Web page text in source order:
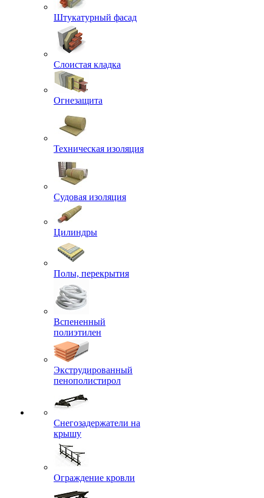
Штукатурный фасад
Слоистая кладка
Огнезащита
Техническая изоляция
Судовая изоляция
Цилиндры
Полы, перекрытия
Вспененный
полиэтилен
Экструдированный
пенополистирол
Снегозадержатели на
крышу
Ограждение кровли